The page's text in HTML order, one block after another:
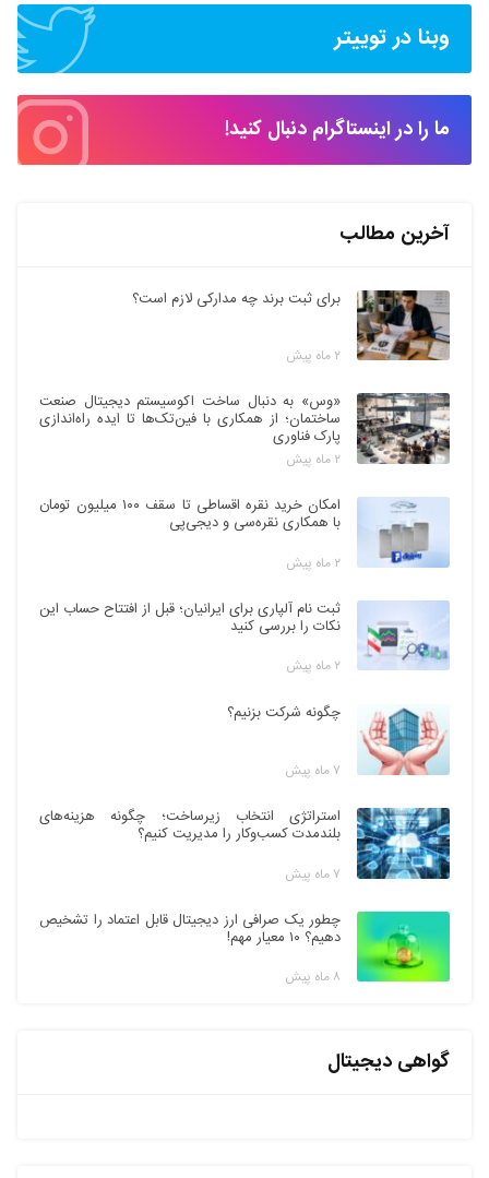
وبنا در توییتر
ما را در اینستاگرام دنبال کنید!
آخرین مطالب
برای ثبت برند چه مدارکی لازم است؟
۲ ماه پیش
«وس» به دنبال ساخت اکوسیستم دیجیتال صنعت
ساختمان؛ از همکاری با فین‌تک‌ها تا ایده راه‌اندازی
پارک فناوری
۲ ماه پیش
امکان خرید نقره اقساطی تا سقف ۱۰۰ میلیون تومان
با همکاری نقره‌سی و دیجی‌پی
۲ ماه پیش
ثبت نام آلپاری برای ایرانیان؛ قبل از افتتاح حساب این
نکات را بررسی کنید
۲ ماه پیش
چگونه شرکت بزنیم؟
۷ ماه پیش
استراتژی انتخاب زیرساخت؛ چگونه هزینه‌های
بلندمدت کسب‌وکار را مدیریت کنیم؟
۷ ماه پیش
چطور یک صرافی ارز دیجیتال قابل اعتماد را تشخیص
دهیم؟ ۱۰ معیار مهم!
۸ ماه پیش
گواهی دیجیتال